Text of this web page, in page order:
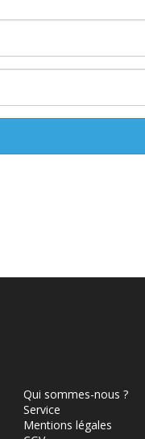
Qui sommes-nous ?
Service
Mentions légales